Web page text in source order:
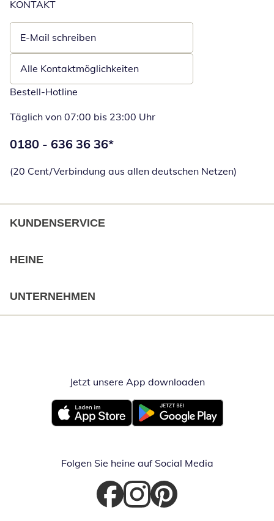
KONTAKT
E-Mail schreiben
Öffnet E-Mail-Client
Alle Kontaktmöglichkeiten
Bestell-Hotline
Täglich von 07:00 bis 23:00 Uhr
Telefonnummer:
0180 - 636 36 36*
(20 Cent/Verbindung aus allen deutschen Netzen)
KUNDENSERVICE
HEINE
UNTERNEHMEN
Jetzt unsere App downloadenÖffnet in
Öffnet in neuem FensterÖffnet in neuem Fenster
Folgen Sie heine auf Social Media
Öffnet in neuem Fenster
Öffnet in neuem Fenster
Öffnet in neuem Fenster